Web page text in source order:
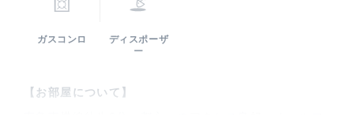
ガスコンロ
ディスポーザ
ー
【お部屋について】